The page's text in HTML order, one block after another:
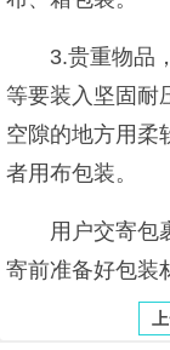
3.贵重物品
等要装入坚固耐
空隙的地方用柔
者用布包装。
用户交寄包
寄前准备好包装